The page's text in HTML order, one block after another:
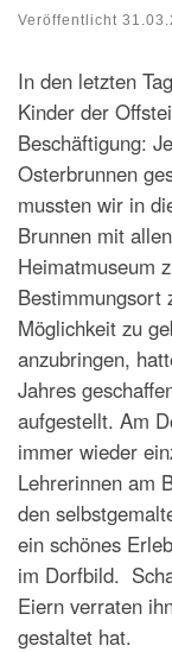
Veröffentlicht
In den letzten
Kinder der
Beschäftigung:
Osterbrunnen
mussten wir in
Brunnen mit
Heimatmuseum
Bestimmungsort
Möglichkeit zu
anzubringen,
Jahres
aufgestellt. Am
immer wieder
Lehrerinnen am
den
ein schönes
im Dorfbild.
Eiern verraten
gestaltet hat.